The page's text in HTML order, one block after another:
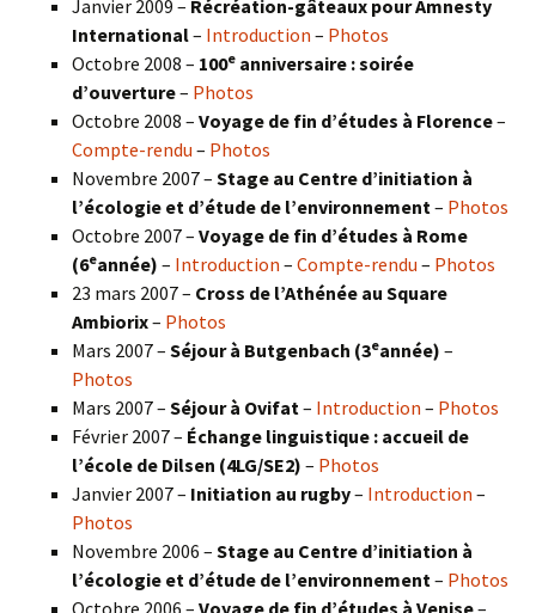
Janvier 2009 – Récréation-gâteaux pour Amnesty
International– Introduction – Photos
Octobre 2008 – 100e anniversaire : soirée
d’ouverture– Photos
Octobre 2008 – Voyage de fin d’études à Florence–
Compte-rendu – Photos
Novembre 2007 – Stage au Centre d’initiation à
l’écologie et d’étude de l’environnement – Photos
Octobre 2007 – Voyage de fin d’études à Rome
(6eannée) – Introduction – Compte-rendu – Photos
23 mars 2007 – Cross de l’Athénée au Square
Ambiorix– Photos
Mars 2007 – Séjour à Butgenbach (3eannée) –
Photos
Mars 2007 – Séjour à Ovifat – Introduction – Photos
Février 2007 – Échange linguistique : accueil de
l’école de Dilsen (4LG/SE2) – Photos
Janvier 2007 – Initiation au rugby– Introduction –
Photos
Novembre 2006 – Stage au Centre d’initiation à
l’écologie et d’étude de l’environnement – Photos
Octobre 2006 – Voyage de fin d’études à Venise–